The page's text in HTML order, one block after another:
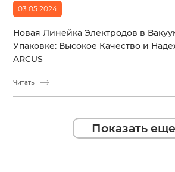
03.05.2024
Новая Линейка Электродов в
Упаковке: Высокое Качество и
ARCUS
Читать
Показать еще